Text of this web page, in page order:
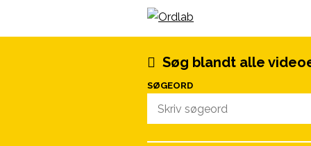
Spring til indhold
Søg blandt alle
SØGEORD